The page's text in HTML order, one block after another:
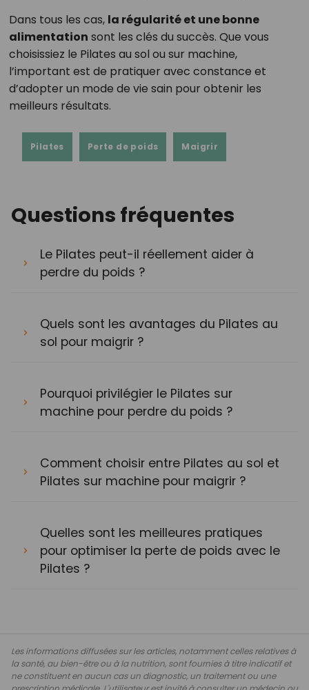
Dans tous les cas, la régularité et une bonne
alimentation sont les clés du succès. Que vous
choisissiez le Pilates au sol ou sur machine,
l’important est de pratiquer avec constance et
d’adopter un mode de vie sain pour obtenir les
meilleurs résultats.
Pilates Perte de poids Maigrir
Questions fréquentes
Le Pilates peut-il réellement aider à
perdre du poids ?
Quels sont les avantages du Pilates au
sol pour maigrir ?
Pourquoi privilégier le Pilates sur
machine pour perdre du poids ?
Comment choisir entre Pilates au sol et
Pilates sur machine pour maigrir ?
Quelles sont les meilleures pratiques
pour optimiser la perte de poids avec le
Pilates ?
Les informations diffusées sur les articles, notamment celles relatives à
la santé, au bien-être ou à la nutrition, sont fournies à titre indicatif et
ne constituent en aucun cas un diagnostic, un traitement ou une